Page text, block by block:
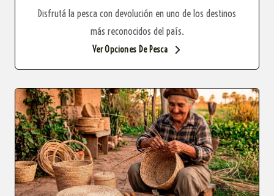
Disfrutá la pesca con devolución en uno de los destinos
más reconocidos del país.
Ver Opciones De Pesca